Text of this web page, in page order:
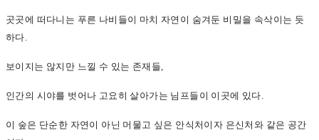
곳곳에 떠다니는 푸른 나비들이 마치 자연이 숨겨둔 비밀을 속삭이는 듯
하다.
보이지는 않지만 느낄 수 있는 존재들,
인간의 시야를 벗어나 고요히 살아가는 님프들이 이곳에 있다.
이 숲은 단순한 자연이 아닌 머물고 싶은 안식처이자 은신처와 같은 공간